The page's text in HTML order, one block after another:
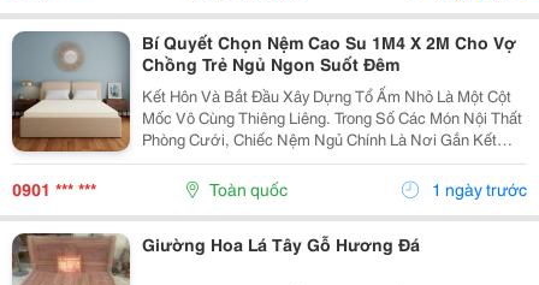
Bí Quyết Chọn Nệm Cao Su 1M4 X 2M Cho Vợ
Chồng Trẻ Ngủ Ngon Suốt Đêm
Kết Hôn Và Bắt Đầu Xây Dựng Tổ Ấm Nhỏ Là Một Cột
Mốc Vô Cùng Thiêng Liêng. Trong Số Các Món Nội Thất
Phòng Cưới, Chiếc Nệm Ngủ Chính Là Nơi Gắn Kết
Tình Cảm Và Chăm Sóc Sức Khỏe Cho Cả Hai Sau
Những Giờ Làm Việc Mệt Mỏi. Với Những Cặp Đôi Sở
0901 *** *** Toàn quốc 1 ngày trước
Giường Hoa Lá Tây Gỗ Hương Đá